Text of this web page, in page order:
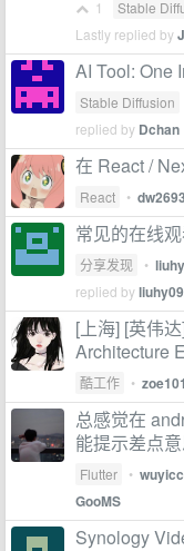
1 Stable
Lastly replied by
AI Tool: One
Stable Diffusion
replied by Dchan
在 React /
React •
常见的在线
分享发现 •
replied by
[上海] [英伟
Architecture
酷工作 •
总感觉在
能提示差点
Flutter •
GooMS
Synology